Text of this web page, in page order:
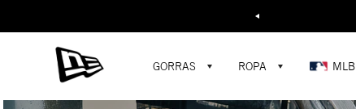
Buscar...
GORRAS ROPA MLB